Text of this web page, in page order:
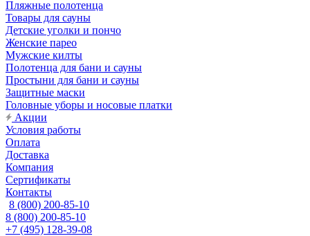
Пляжные полотенца
Товары для сауны
Детские уголки и пончо
Женские парео
Мужские килты
Полотенца для бани и сауны
Простыни для бани и сауны
Защитные маски
Головные уборы и носовые платки
Акции
Условия работы
Оплата
Доставка
Компания
Сертификаты
Контакты
8 (800) 200-85-10
8 (800) 200-85-10
+7 (495) 128-39-08